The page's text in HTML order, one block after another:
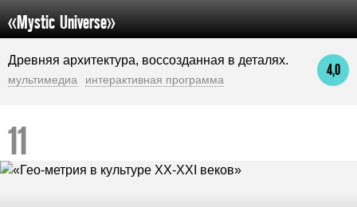
«Mystic Universe»
4,0
Древняя архитектура, воссозданная в деталях.
мультимедиа интерактивная программа